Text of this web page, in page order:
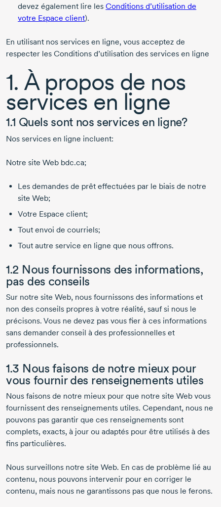
devez également lire les Conditions d’utilisation de
votre Espace client).
En utilisant nos services en ligne, vous acceptez de
respecter les Conditions d’utilisation des services en ligne
1. À propos de nos
services en ligne
1.1 Quels sont nos services en ligne?
Nos services en ligne incluent:
Notre site Web bdc.ca;
Les demandes de prêt effectuées par le biais de notre
site Web;
Votre Espace client;
Tout envoi de courriels;
Tout autre service en ligne que nous offrons.
1.2 Nous fournissons des informations,
pas des conseils
Sur notre site Web, nous fournissons des informations et
non des conseils propres à votre réalité, sauf si nous le
précisons. Vous ne devez pas vous fier à ces informations
sans demander conseil à des professionnelles et
professionnels.
1.3 Nous faisons de notre mieux pour
vous fournir des renseignements utiles
Nous faisons de notre mieux pour que notre site Web vous
fournissent des renseignements utiles. Cependant, nous ne
pouvons pas garantir que ces renseignements sont
complets, exacts, à jour ou adaptés pour être utilisés à des
fins particulières.
Nous surveillons notre site Web. En cas de problème lié au
contenu, nous pouvons intervenir pour en corriger le
contenu, mais nous ne garantissons pas que nous le ferons.